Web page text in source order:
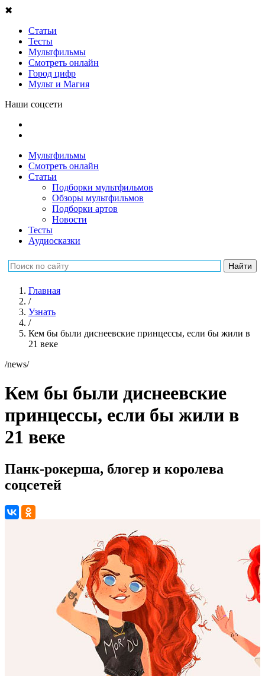
✖
Статьи
Тесты
Мультфильмы
Смотреть онлайн
Город цифр
Мульт и Магия
Наши соцсети
Мультфильмы
Смотреть онлайн
Статьи
Подборки мультфильмов
Обзоры мультфильмов
Подборки артов
Новости
Тесты
Аудиосказки
Главная
/
Узнать
/
Кем бы были диснеевские принцессы, если бы жили в
21 веке
/news/
Кем бы были диснеевские
принцессы, если бы жили в
21 веке
Панк-рокерша, блогер и королева
соцсетей